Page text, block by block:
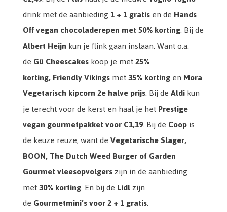
drink met de aanbieding1 + 1 gratisen deHands
Off vegan chocoladerepen met50% korting. Bij de
Albert Heijnkun je flink gaan inslaan. Want o.a.
deGü Cheescakeskoop je met25%
korting,Friendly Vikingsmet35% kortingenMora
Vegetarisch kipcorn2e halve prijs. Bij deAldikun
je terecht voor de kerst en haal je hetPrestige
vegan gourmetpakket voor€1,19. Bij deCoopis
de keuze reuze, want deVegetarische Slager,
BOON, The Dutch Weed Burger of Garden
Gourmet vleesopvolgerszijn in de aanbieding
met30% korting. En bij deLidlzijn
deGourmetmini’s voor2 + 1 gratis.